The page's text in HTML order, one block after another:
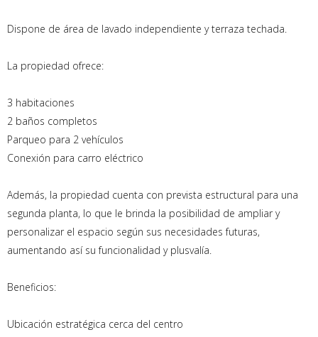
Dispone de área de lavado independiente y terraza techada.
La propiedad ofrece:
3 habitaciones
2 baños completos
Parqueo para 2 vehículos
Conexión para carro eléctrico
Además, la propiedad cuenta con prevista estructural para una
segunda planta, lo que le brinda la posibilidad de ampliar y
personalizar el espacio según sus necesidades futuras,
aumentando así su funcionalidad y plusvalía.
Beneficios:
Ubicación estratégica cerca del centro